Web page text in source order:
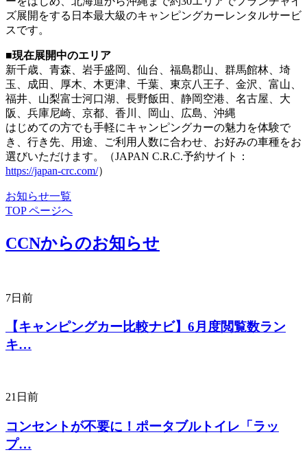
ズ展開をする日本最大級のキャンピングカーレンタルサービ
スです。
■現在展開中のエリア
新千歳、青森、岩手盛岡、仙台、福島郡山、群馬館林、埼
玉、成田、厚木、木更津、千葉、東京八王子、金沢、富山、
福井、山梨富士河口湖、長野飯田、静岡空港、名古屋、大
阪、兵庫尼崎、京都、香川、岡山、広島、沖縄
はじめての方でも手軽にキャンピングカーの魅力を体験で
き、行き先、用途、ご利用人数に合わせ、お好みの車種をお
選びいただけます。（JAPAN C.R.C.予約サイト：
https://japan-crc.com/）
お知らせ一覧
TOP ページへ
CCNからのお知らせ
7日前
【キャンピングカー比較ナビ】6月度閲覧数ラン
キ…
21日前
コンセントが不要に！ポータブルトイレ「ラッ
プ…